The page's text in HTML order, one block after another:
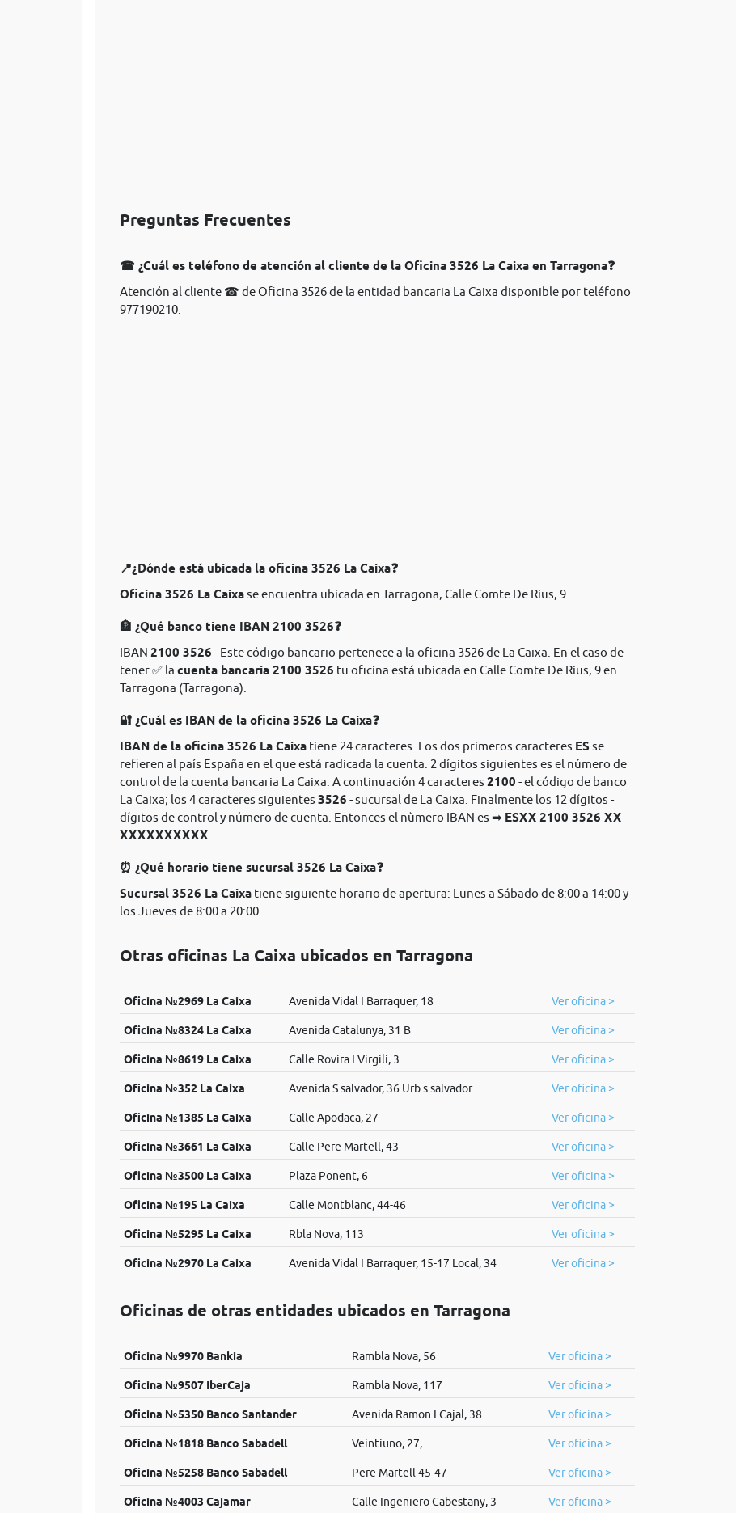
Preguntas Frecuentes
☎ ¿Cuál es teléfono de atención al cliente de la Oficina 3526 La Caixa en Tarragona❓
Atención al cliente ☎ de Oficina 3526 de la entidad bancaria La Caixa disponible por teléfono
977190210.
📍¿Dónde está ubicada la oficina 3526 La Caixa❓
Oficina 3526 La Caixase encuentra ubicada en Tarragona, Calle Comte De Rius, 9
🏦 ¿Qué banco tiene IBAN 2100 3526❓
IBAN 2100 3526 - Este código bancario pertenece a la oficina 3526 de La Caixa. En el caso de
tener ✅ la cuenta bancaria 2100 3526 tu oficina está ubicada en Calle Comte De Rius, 9 en
Tarragona (Tarragona).
🔐 ¿Cuál es IBAN de la oficina 3526 La Caixa❓
IBAN de la oficina 3526 La Caixa tiene 24 caracteres. Los dos primeros caracteres ES se
refieren al país España en el que está radicada la cuenta. 2 dígitos siguientes es el número de
control de la cuenta bancaria La Caixa. A continuación 4 caracteres 2100 - el código de banco
La Caixa; los 4 caracteres siguientes 3526 - sucursal de La Caixa. Finalmente los 12 dígitos -
dígitos de control y número de cuenta. Entonces el nùmero IBAN es ➡ ESXX 2100 3526 XX
XXXXXXXXXX
⏰ ¿Qué horario tiene sucursal 3526 La Caixa❓
Sucursal 3526 La Caixa tiene siguiente horario de apertura: Lunes a Sábado de 8:00 a 14:00 y
los Jueves de 8:00 a 20:00
Otras oficinas La Caixa ubicados en Tarragona
Oficina №2969 La Caixa Avenida Vidal I Barraquer, 18 Ver oficina >
Oficina №8324 La Caixa Avenida Catalunya, 31 B Ver oficina >
Oficina №8619 La Caixa Calle Rovira I Virgili, 3 Ver oficina >
Oficina №352 La Caixa Avenida S.salvador, 36 Urb.s.salvador Ver oficina >
Oficina №1385 La Caixa Calle Apodaca, 27 Ver oficina >
Oficina №3661 La Caixa Calle Pere Martell, 43 Ver oficina >
Oficina №3500 La Caixa Plaza Ponent, 6 Ver oficina >
Oficina №195 La Caixa Calle Montblanc, 44-46 Ver oficina >
Oficina №5295 La Caixa Rbla Nova, 113 Ver oficina >
Oficina №2970 La Caixa Avenida Vidal I Barraquer, 15-17 Local, 34 Ver oficina >
Oficinas de otras entidades ubicados en Tarragona
Oficina №9970 Bankia Rambla Nova, 56 Ver oficina >
Oficina №9507 IberCaja Rambla Nova, 117 Ver oficina >
Oficina №5350 Banco Santander Avenida Ramon I Cajal, 38 Ver oficina >
Oficina №1818 Banco Sabadell Veintiuno, 27, Ver oficina >
Oficina №5258 Banco Sabadell Pere Martell 45-47 Ver oficina >
Oficina №4003 Cajamar Calle Ingeniero Cabestany, 3 Ver oficina >